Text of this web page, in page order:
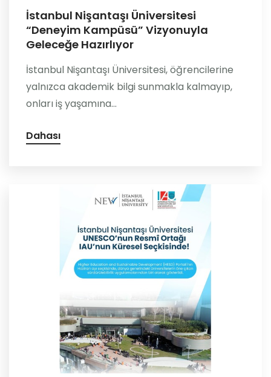
İstanbul Nişantaşı Üniversitesi
“Deneyim Kampüsü” Vizyonuyla
Geleceğe Hazırlıyor
İstanbul Nişantaşı Üniversitesi, öğrencilerine
yalnızca akademik bilgi sunmakla kalmayıp,
onları iş yaşamına...
Dahası